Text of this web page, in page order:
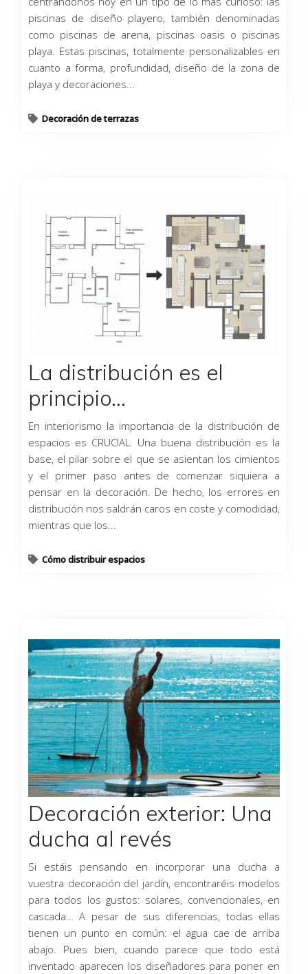
piscinas de diseño playero, también denominadas
como piscinas de arena, piscinas oasis o piscinas
playa. Estas piscinas, totalmente personalizables en
cuanto a forma, profundidad, diseño de la zona de
playa y decoraciones...
Decoración de terrazas
La distribución es el
principio…
En interiorismo la importancia de la distribución de
espacios es CRUCIAL. Una buena distribución es la
base, el pilar sobre el que se asientan los cimientos
y el primer paso antes de comenzar siquiera a
pensar en la decoración. De hecho, los errores en
distribución nos saldrán caros en coste y comodidad,
mientras que los...
Cómo distribuir espacios
Decoración exterior: Una
ducha al revés
Si estáis pensando en incorporar una ducha a
vuestra decoración del jardín, encontraréis modelos
para todos los gustos: solares, convencionales, en
cascada… A pesar de sus diferencias, todas ellas
tienen un punto en común: el agua cae de arriba
abajo. Pues bien, cuando parece que todo está
inventado aparecen los diseñadores para poner en